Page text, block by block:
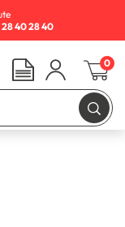
40 28 40
0